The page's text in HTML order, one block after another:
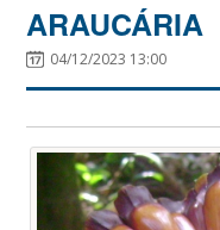
ARAUCÁRIA
04/12/2023 13:00